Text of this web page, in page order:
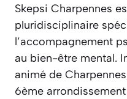
Skepsi Charpennes
pluridisciplinaire
l’accompagnement
au bien-être mental.
animé de
6ème